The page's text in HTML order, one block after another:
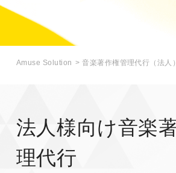
CONTACT お問い合わせ
AUDITION アーティスト募集
Amuse Solution 音楽著作権管理代行（法人）
法人様向け音楽
理代行